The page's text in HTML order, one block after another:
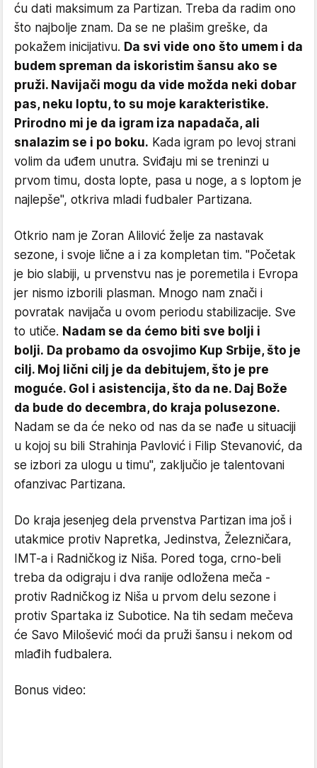
ću dati maksimum za Partizan. Treba da radim ono
što najbolje znam. Da se ne plašim greške, da
pokažem inicijativu. Da svi vide ono što umem i da
budem spreman da iskoristim šansu ako se
pruži. Navijači mogu da vide možda neki dobar
pas, neku loptu, to su moje karakteristike.
Prirodno mi je da igram iza napadača, ali
snalazim se i po boku. Kada igram po levoj strani
volim da uđem unutra. Sviđaju mi se treninzi u
prvom timu, dosta lopte, pasa u noge, a s loptom je
najlepše", otkriva mladi fudbaler Partizana.
Otkrio nam je Zoran Alilović želje za nastavak
sezone, i svoje lične a i za kompletan tim. "Početak
je bio slabiji, u prvenstvu nas je poremetila i Evropa
jer nismo izborili plasman. Mnogo nam znači i
povratak navijača u ovom periodu stabilizacije. Sve
to utiče. Nadam se da ćemo biti sve bolji i
bolji. Da probamo da osvojimo Kup Srbije, što je
cilj. Moj lični cilj je da debitujem, što je pre
moguće. Gol i asistencija, što da ne. Daj Bože
da bude do decembra, do kraja polusezone.
Nadam se da će neko od nas da se nađe u situaciji
u kojoj su bili Strahinja Pavlović i Filip Stevanović, da
se izbori za ulogu u timu", zaključio je talentovani
ofanzivac Partizana.
Do kraja jesenjeg dela prvenstva Partizan ima još i
utakmice protiv Napretka, Jedinstva, Železničara,
IMT-a i Radničkog iz Niša. Pored toga, crno-beli
treba da odigraju i dva ranije odložena meča -
protiv Radničkog iz Niša u prvom delu sezone i
protiv Spartaka iz Subotice. Na tih sedam mečeva
će Savo Milošević moći da pruži šansu i nekom od
mlađih fudbalera.
Bonus video: